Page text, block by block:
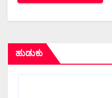
ಹುಡುಕು